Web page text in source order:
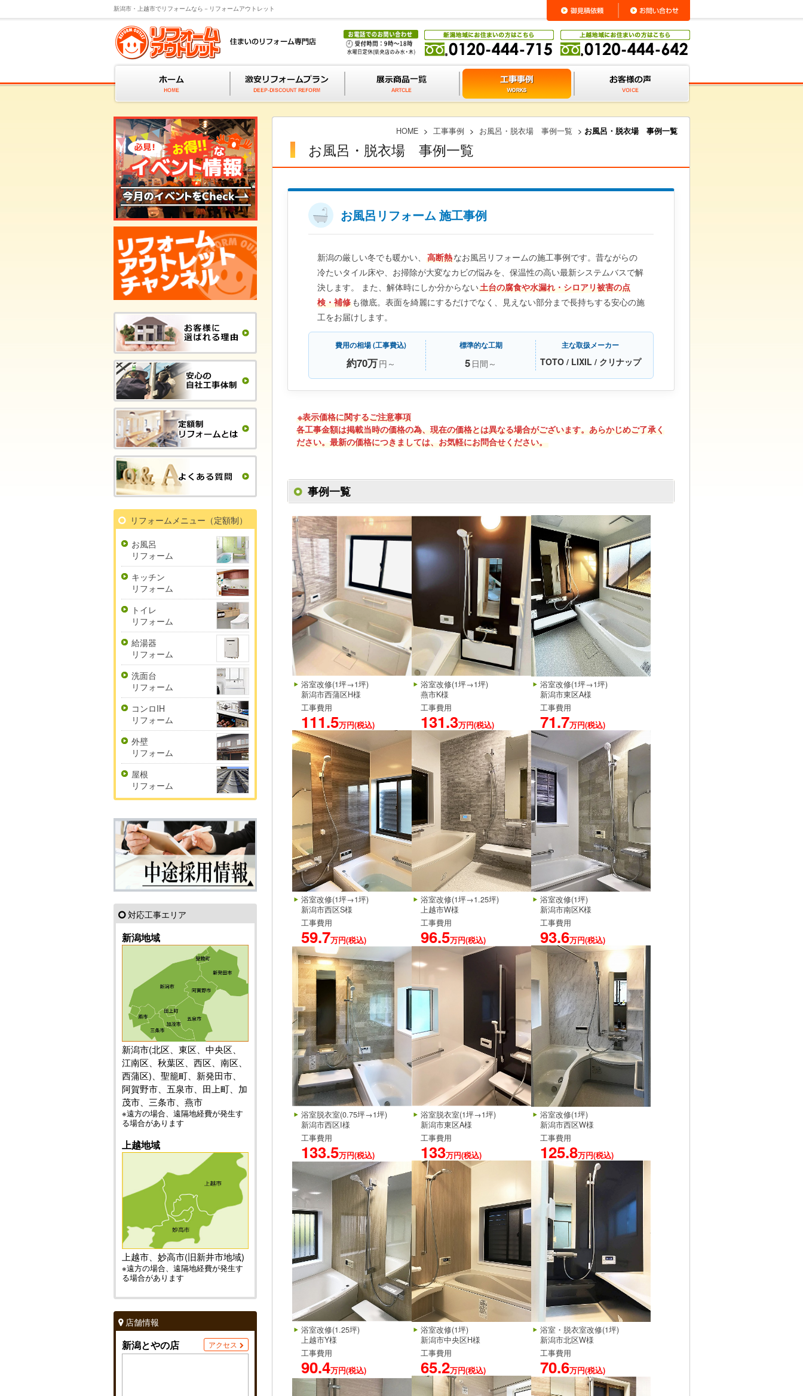
新潟市・上越市でリフォームなら－リフォームアウトレット
HOME > 工事事例 > お風呂・脱衣場 事例一覧 > お風呂・脱衣場 事例一覧
お風呂・脱衣場 事例一覧
お風呂リフォーム 施工事例
新潟の厳しい冬でも暖かい、 高断熱なお風呂リフォームの施工事例です。昔ながらの
冷たいタイル床や、お掃除が大変なカビの悩みを、保温性の高い最新システムバスで解
決します。 また、解体時にしか分からない土台の腐食や水漏れ・シロアリ被害の点
検・補修も徹底。表面を綺麗にするだけでなく、見えない部分まで長持ちする安心の施
工をお届けします。
費用の相場 (工事費込)
約70万円～
標準的な工期
5日間～
主な取扱メーカー
TOTO / LIXIL / クリナップ
※表示価格に関するご注意事項
各工事金額は掲載当時の価格の為、現在の価格とは異なる場合がございます。あらかじめご了承く
ださい。最新の価格につきましては、お気軽にお問合せください。
事例一覧
浴室改修(1坪→1坪)
新潟市西蒲区H様
工事費用
111.5万円(税込)
浴室改修(1坪→1坪)
燕市K様
工事費用
131.3万円(税込)
浴室改修(1坪→1坪)
新潟市東区A様
工事費用
71.7万円(税込)
浴室改修(1坪→1坪)
新潟市西区S様
工事費用
59.7万円(税込)
浴室改修(1坪→1.25坪)
上越市W様
工事費用
96.5万円(税込)
浴室改修(1坪)
新潟市南区K様
工事費用
93.6万円(税込)
浴室脱衣室(0.75坪→1坪)
新潟市西区I様
工事費用
133.5万円(税込)
浴室脱衣室(1坪→1坪)
新潟市東区A様
工事費用
133万円(税込)
浴室改修(1坪)
新潟市西区W様
工事費用
125.8万円(税込)
浴室改修(1.25坪)
上越市Y様
工事費用
90.4万円(税込)
浴室改修(1坪)
新潟市中央区H様
工事費用
65.2万円(税込)
浴室・脱衣室改修(1坪)
新潟市北区W様
工事費用
70.6万円(税込)
リフォームメニュー（定額制）
お風呂
リフォーム
キッチン
リフォーム
トイレ
リフォーム
給湯器
リフォーム
洗面台
リフォーム
コンロIH
リフォーム
外壁
リフォーム
屋根
リフォーム
対応工事エリア
新潟地域
新潟市(北区、東区、中央区、
江南区、秋葉区、西区、南区、
西蒲区)、聖籠町、新発田市、
阿賀野市、五泉市、田上町、加
茂市、三条市、燕市
※遠方の場合、遠隔地経費が発生す
る場合があります
上越地域
上越市、妙高市(旧新井市地域)
※遠方の場合、遠隔地経費が発生す
る場合があります
店舗情報
新潟とやの店 アクセス